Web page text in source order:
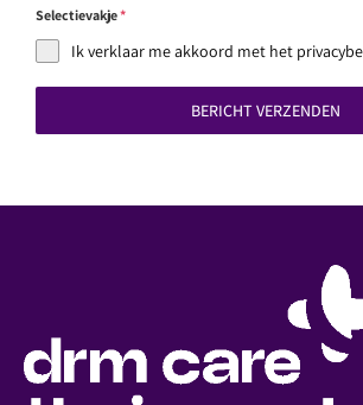
Selectievakje*
Ik verklaar me akkoord met het
BERICHT VERZENDEN